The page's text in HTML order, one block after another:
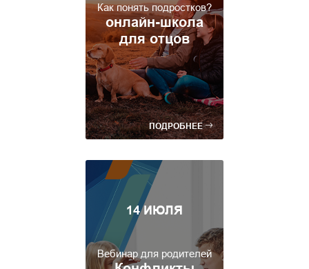
Как понять подростков?
онлайн-школа
для отцов
ПОДРОБНЕЕ
14 ИЮЛЯ
Вебинар для родителей